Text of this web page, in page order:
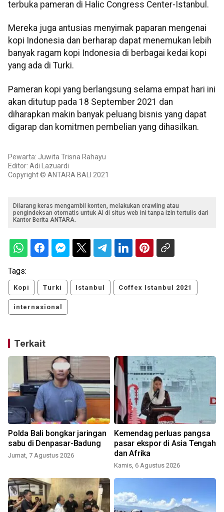
terbuka pameran di Halic Congress Center-Istanbul.
Mereka juga antusias menyimak paparan mengenai
kopi Indonesia dan berharap dapat menemukan lebih
banyak ragam kopi Indonesia di berbagai kedai kopi
yang ada di Turki.
Pameran kopi yang berlangsung selama empat hari ini
akan ditutup pada 18 September 2021 dan
diharapkan makin banyak peluang bisnis yang dapat
digarap dan komitmen pembelian yang dihasilkan.
Pewarta: Juwita Trisna Rahayu
Editor: Adi Lazuardi
Copyright © ANTARA BALI 2021
Dilarang keras mengambil konten, melakukan crawling atau
pengindeksan otomatis untuk AI di situs web ini tanpa izin tertulis dari
Kantor Berita ANTARA.
Tags:
Kopi Turki Istanbul Coffex Istanbul 2021
internasional
Terkait
Polda Bali bongkar jaringan
sabu di Denpasar-Badung
Jumat, 7 Agustus 2026
Kemendag perluas pangsa
pasar ekspor di Asia Tengah
dan Afrika
Kamis, 6 Agustus 2026